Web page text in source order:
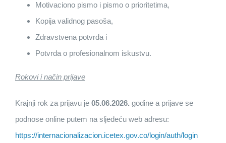
Motivaciono pismo i pismo o prioritetima,
Kopija validnog pasoša,
Zdravstvena potvrda i
Potvrda o profesionalnom iskustvu.
Rokovi i način prijave
Krajnji rok za prijavu je 05.06.2026. godine a prijave se
podnose online putem na sljedeću web adresu:
https://internacionalizacion.icetex.gov.co/login/auth/login